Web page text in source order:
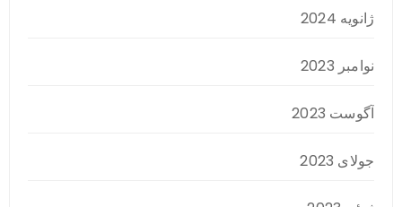
ژانویه 2024
نوامبر 2023
آگوست 2023
جولای 2023